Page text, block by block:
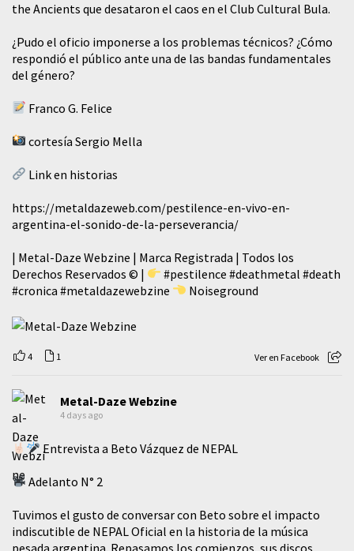
the Ancients que desataron el caos en el Club Cultural Bula.
¿Pudo el oficio imponerse a los problemas técnicos? ¿Cómo
respondió el público ante una de las bandas fundamentales
del género?
Franco G. Felice
cortesía Sergio Mella
Link en historias
https://metaldazeweb.com/pestilence-en-vivo-en-
argentina-el-sonido-de-la-perseverancia/
| Metal-Daze Webzine | Marca Registrada | Todos los
Derechos Reservados © |
#pestilence #deathmetal #death
#cronica #metaldazewebzine Noiseground
4 1 Ver en Facebook
Metal-Daze Webzine
4 days ago
Entrevista a Beto Vázquez de NEPAL
Adelanto N° 2
Tuvimos el gusto de conversar con Beto sobre el impacto
indiscutible de NEPAL Oficial en la historia de la música
pesada argentina. Repasamos los comienzos, sus discos